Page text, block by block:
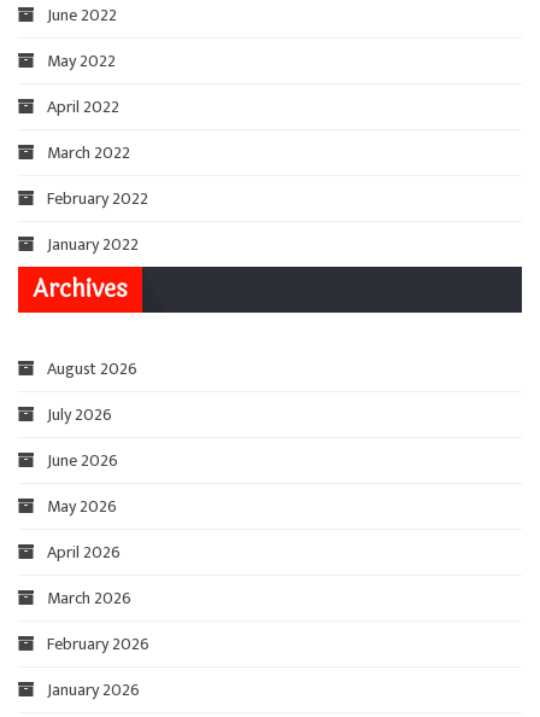
June 2022
May 2022
April 2022
March 2022
February 2022
January 2022
Archives
August 2026
July 2026
June 2026
May 2026
April 2026
March 2026
February 2026
January 2026